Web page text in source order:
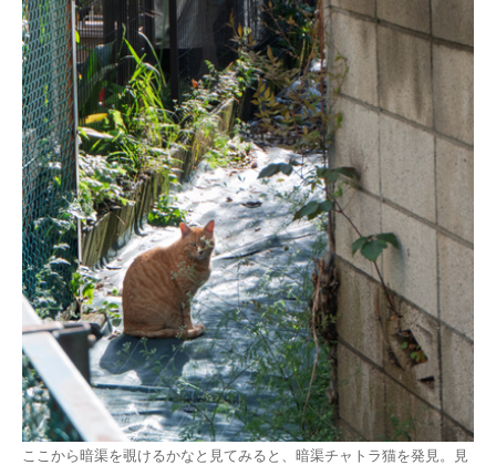
ここから暗渠を覗けるかなと見てみると、暗渠チャトラ猫を発見。見